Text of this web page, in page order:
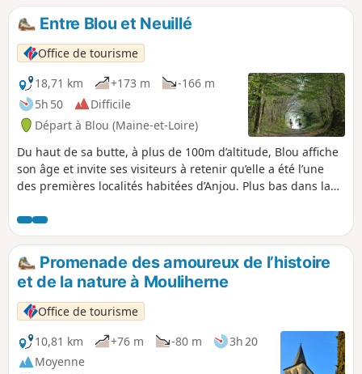
Entre Blou et Neuillé
Office de tourisme
18,71 km
+173 m
-166 m
5h 50
Difficile
Départ à Blou (Maine-et-Loire)
Du haut de sa butte, à plus de 100m d’altitude, Blou affiche
son âge et invite ses visiteurs à retenir qu’elle a été l’une
des premières localités habitées d’Anjou. Plus bas dans la
charme tout aussi éternel. Alentour, bois, champs et tenues
maraîchères rappellent que le secteur est rural et la vie
paisible.Promenade des amoureux de l’histoire
et de la nature à Mouliherne
Office de tourisme
10,81 km
+76 m -80 m
3h 20
Moyenne